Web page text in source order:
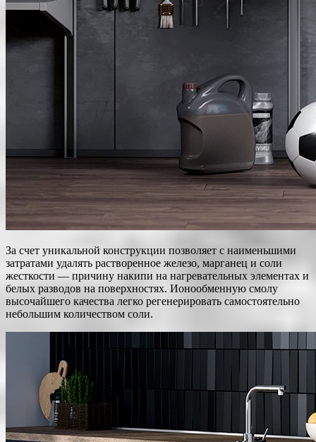
За счет уникальной конструкции позволяет с наименьшими
затратами удалять растворенное железо, марганец и соли
жесткости — причину накипи на нагревательных элементах и
белых разводов на поверхностях. Ионообменную смолу
высочайшего качества легко регенерировать самостоятельно
небольшим количеством соли.